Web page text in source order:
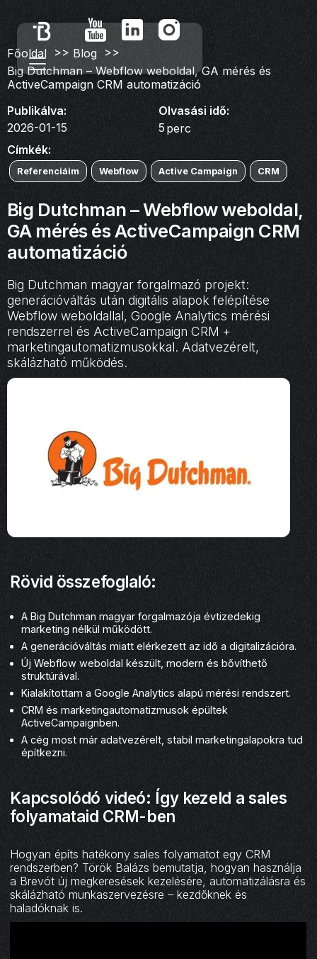
Főoldal >> Blog >>
Big Dutchman – Webflow weboldal, GA mérés és
ActiveCampaign CRM automatizáció
Publikálva:
2026-01-15
Olvasási idő:
5perc
Címkék:
Referenciáim Webflow Active Campaign CRM
Big Dutchman – Webflow weboldal,
GA mérés és ActiveCampaign CRM
automatizáció
Big Dutchman magyar forgalmazó projekt:
generációváltás után digitális alapok felépítése
Webflow weboldallal, Google Analytics mérési
rendszerrel és ActiveCampaign CRM +
marketingautomatizmusokkal. Adatvezérelt,
skálázható működés.
Rövid összefoglaló:
A Big Dutchman magyar forgalmazója évtizedekig
marketing nélkül működött.
A generációváltás miatt elérkezett az idő a digitalizációra.
Új Webflow weboldal készült, modern és bővíthető
struktúrával.
Kialakítottam a Google Analytics alapú mérési rendszert.
CRM és marketingautomatizmusok épültek
ActiveCampaignben.
A cég most már adatvezérelt, stabil marketingalapokra tud
építkezni.
Kapcsolódó videó: Így kezeld a sales
folyamataid CRM-ben
Hogyan építs hatékony sales folyamatot egy CRM
rendszerben? Török Balázs bemutatja, hogyan használja
a Brevót új megkeresések kezelésére, automatizálásra és
skálázható munkaszervezésre – kezdőknek és
haladóknak is.